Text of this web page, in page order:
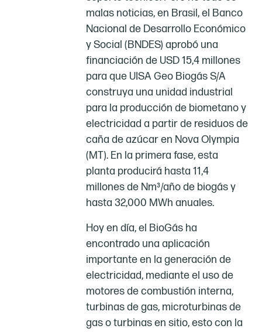
malas noticias, en Brasil, el Banco
Nacional de Desarrollo Económico
y Social (BNDES) aprobó una
financiación de USD 15,4 millones
para que UISA Geo Biogás S/A
construya una unidad industrial
para la producción de biometano y
electricidad a partir de residuos de
caña de azúcar en Nova Olympia
(MT). En la primera fase, esta
planta producirá hasta 11,4
millones de Nm³/año de biogás y
hasta 32,000 MWh anuales.
Hoy en día, el BioGás ha
encontrado una aplicación
importante en la generación de
electricidad, mediante el uso de
motores de combustión interna,
turbinas de gas, microturbinas de
gas o turbinas en sitio, esto con la